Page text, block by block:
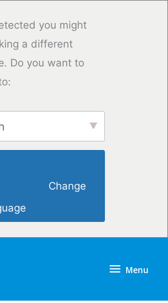
you might
a different
Do you want to
Menu